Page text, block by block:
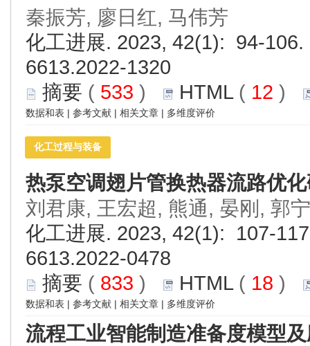
秦振芳, 廖日红, 马伟芳
化工进展. 2023, 42(1): 94-
6613.2022-1320
摘要 ( 533 ) HTML( 12 )
数据和表 | 参考文献 | 相关文章 | 多维度评价
化工过程与装备
热泵空调翅片管换热器流路优
刘君康, 王宏超, 熊通, 晏刚, 郭
化工进展. 2023, 42(1): 107-
6613.2022-0478
摘要 ( 833 ) HTML( 18 )
数据和表 | 参考文献 | 相关文章 | 多维度评价
流程工业智能制造准备度模型